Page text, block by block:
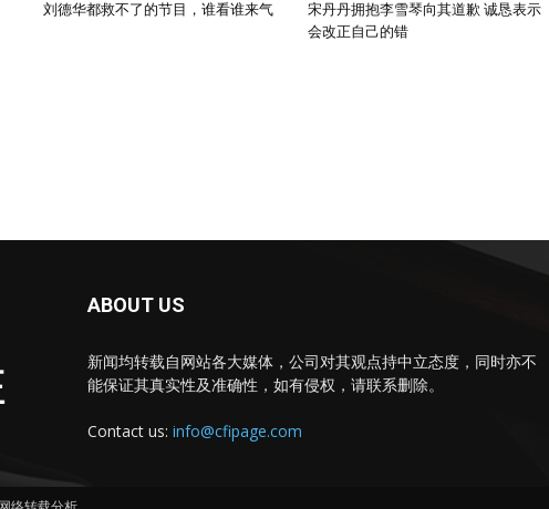
刘德华都救不了的节目，谁看谁来气
宋丹丹拥抱李雪琴向其道歉 诚恳表示
会改正自己的错
ABOUT US
新闻均转载自网站各大媒体，公司对其观点持中立态度，同时亦不
能保证其真实性及准确性，如有侵权，请联系删除。
Contact us: info@cfipage.com